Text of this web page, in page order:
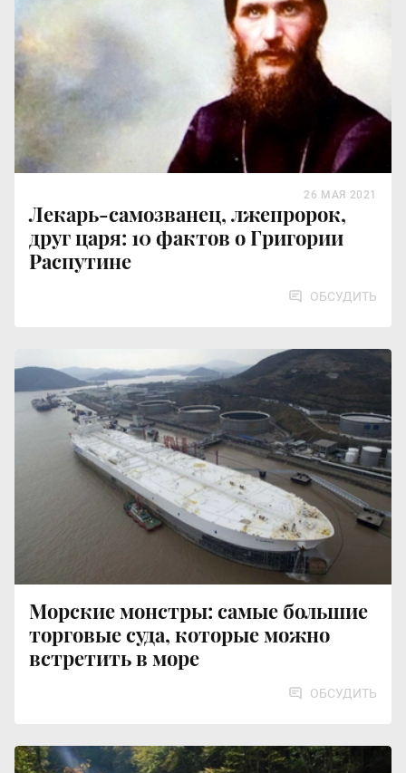
Лекарь-самозванец, лжепророк,
друг царя: 10 фактов о Григории
Распутине
26 МАЯ 2021
ОБСУДИТЬ
Морские монстры: самые большие
торговые суда, которые можно
встретить в море
ОБСУДИТЬ